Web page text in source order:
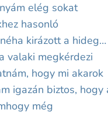
elég sokat
hasonló
kirázott a hideg…
valaki megkérdezi
hogy mi akarok
igazán biztos, hogy
még